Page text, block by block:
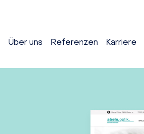
Über uns Referenzen Karriere